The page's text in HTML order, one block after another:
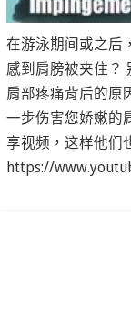
在游泳期间或之后
感到肩膀被夹住？
肩部疼痛背后的原
一步伤害您娇嫩的
享视频，这样他们
https://